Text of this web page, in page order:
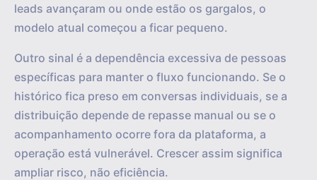
leads avançaram ou onde estão os gargalos, o
modelo atual começou a ficar pequeno.
Outro sinal é a dependência excessiva de pessoas
específicas para manter o fluxo funcionando. Se o
histórico fica preso em conversas individuais, se a
distribuição depende de repasse manual ou se o
acompanhamento ocorre fora da plataforma, a
operação está vulnerável. Crescer assim significa
ampliar risco, não eficiência.